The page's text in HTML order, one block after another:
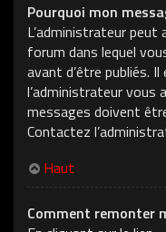
Pourquoi mon
L’administrateur peut
forum dans lequel
avant d’être publiés.
l’administrateur vous
messages doivent
Contactez
Haut
Comment remonter